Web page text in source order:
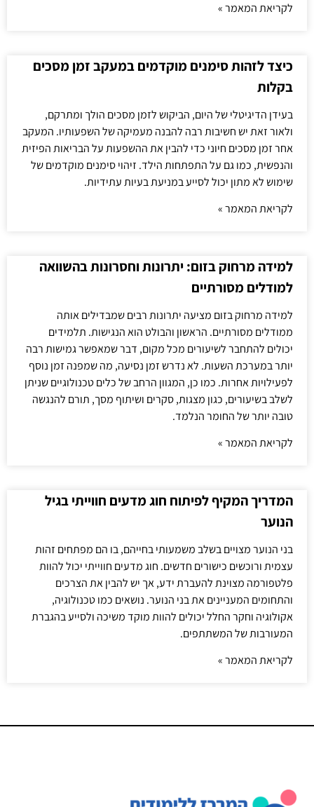
לקריאת המאמר »
כיצד לזהות סימנים מוקדמים במעקב זמן מסכים
בקלות
בעידן הדיגיטלי של היום, הביקוש לזמן מסכים הולך ומתרקם,
ולאור זאת יש חשיבות רבה להבנה מעמיקה של השפעותיו. המעקב
אחר זמן מסכים חיוני כדי להבין את ההשפעות על הבריאות הפיזית
והנפשית, כמו גם על התפתחות הילד. זיהוי סימנים מוקדמים של
שימוש לא מתון יכול לסייע במניעת בעיות עתידיות.
לקריאת המאמר »
למידה מרחוק בזום: יתרונות וחסרונות בהשוואה
למודלים מסורתיים
למידה מרחוק בזום מציעה יתרונות רבים שמבדילים אותה
ממודלים מסורתיים. הראשון והבולט הוא הנגישות. תלמידים
יכולים להתחבר לשיעורים מכל מקום, דבר שמאפשר גמישות רבה
יותר במערכת השעות. לא נדרש זמן נסיעה, מה שמפנה זמן נוסף
לפעילויות אחרות. כמו כן, המגוון הרחב של כלים טכנולוגיים שניתן
לשלב בשיעורים, כגון מצגות, סקרים ושיתוף מסך, תורם להנגשה
טובה יותר של החומר הנלמד.
לקריאת המאמר »
המדריך המקיף לפיתוח חוג מדעים חווייתי בגיל
הנוער
בני הנוער מצויים בשלב משמעותי בחייהם, בו הם מפתחים זהות
עצמית ורוכשים כישורים חדשים. חוג מדעים חווייתי יכול להוות
פלטפורמה מצוינת להעברת ידע, אך יש להבין את הצרכים
והתחומים המעניינים את בני הנוער. נושאים כמו טכנולוגיה,
אקולוגיה וחקר החלל יכולים להוות מוקד משיכה ולסייע בהגברת
המעורבות של המשתתפים.
לקריאת המאמר »